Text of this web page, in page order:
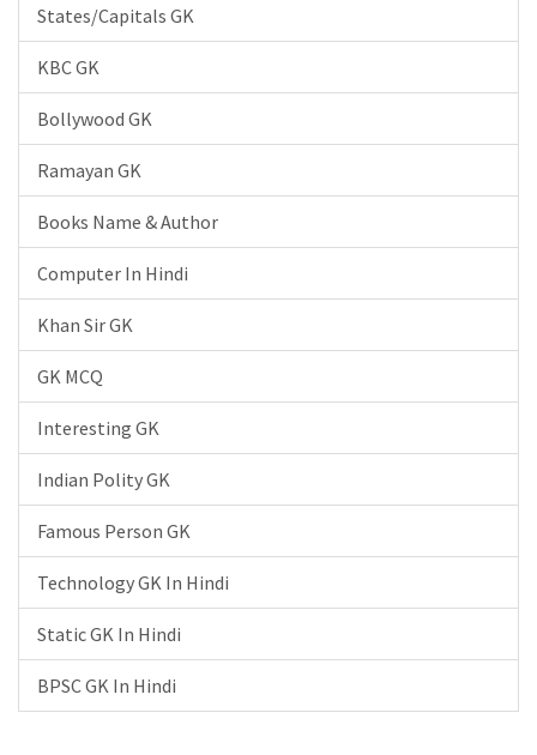
States/Capitals GK
KBC GK
Bollywood GK
Ramayan GK
Books Name & Author
Computer In Hindi
Khan Sir GK
GK MCQ
Interesting GK
Indian Polity GK
Famous Person GK
Technology GK In Hindi
Static GK In Hindi
BPSC GK In Hindi